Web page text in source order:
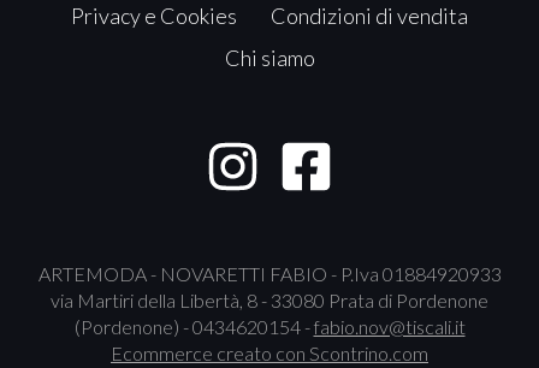
Privacy e Cookies
Condizioni di vendita
Chi siamo
ARTEMODA - NOVARETTI FABIO - P.Iva 01884920933
via Martiri della Libertà, 8 - 33080 Prata di Pordenone
(Pordenone) - 0434620154 -fabio.nov@tiscali.it
Ecommerce creato con Scontrino.com